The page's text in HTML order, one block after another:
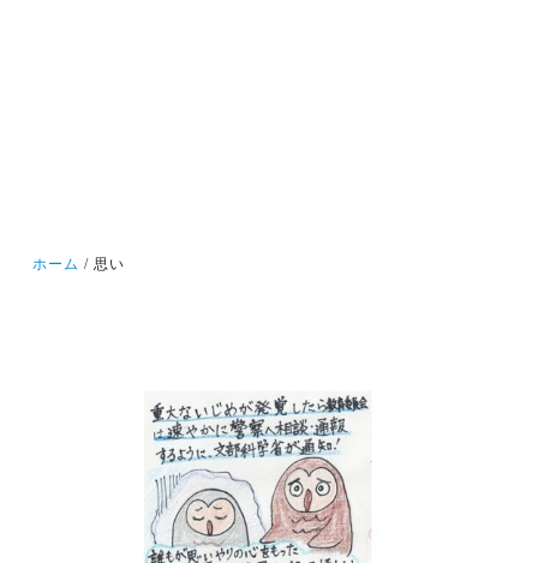
ホーム 思い